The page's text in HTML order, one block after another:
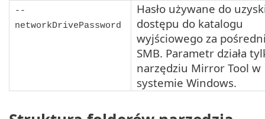
--
networkDrivePassword
Hasło używane do
dostępu do katalogu
wyjściowego za
SMB. Parametr działa
narzędziu Mirror Tool w
systemie Windows.